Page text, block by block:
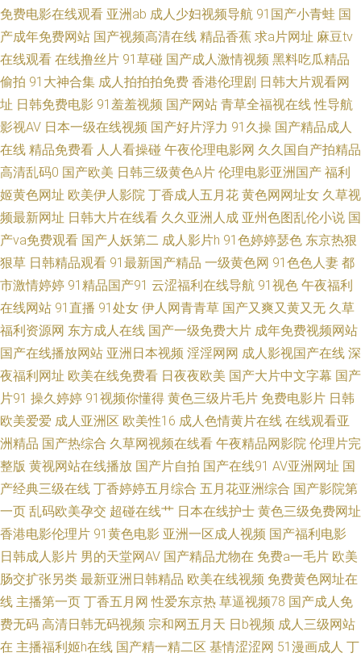
本www 午夜九二福利 91精品丝袜国产 超碰人人三级 国产主页 久色成人网
日韩精品巨乳无码 在线亚洲欧洲TV 97人人爱 日本人妖网站 A级超碰 韩国AV
中国网站 男女国产 日韩国一级片 中文豆花AV 超碰激情 韩国限制级不卡 欧
美精品网 日韩中文字 亚洲免费视频小说 91已拍视频 超碰在线激情 国内自拍
视频95 蜜桃97夜夜做亚 日韩人妖 在线肏屄网 av三级操 国产高清精品二区
美女被草软件 色综合福利导航 91爱豆美女视频 av蜜臀网址 豆花官网入口 男
人影院AV www瑟瑟 久久丝袜足交91 日本道东京热 午夜影院色 91免费看网
人 超碰社区自拍 蜜桃97干 四虎永久蜜 91传媒在线 超碰97人妻 国产网站 美
女黄com 丝袜av导航 1024成人网站 爱豆福利导航网 精品久久区 日韩欧美骚
极品 91观看在线网站 超碰香蕉 韩国色情影院 男人超碰 午夜成人免费AV 91
熟女网 东京热成人导航 欧美另类天堂 亚洲欧洲色图 www福利姬 激情导航
欧日美中文字幕 午夜福利视频91 91探花偷拍视频 成人视频在线导航 精品一
欧美一综合 丝袜野结衣 91社78四虎 东京热无码专区 麻豆吴梦梦 色色一本岛
色 综合国产成人在线 白丝在线电影91 极品影院 人妻福利剧场 91国产白浆
福利社香蕉
免费电影在线观看 亚洲ab 成人少妇视频导航 91国产小青蛙 国
产成年免费网站 国产视频高清在线 精品香蕉 求a片网址 麻豆tv
在线观看 在线撸丝片 91草碰 国产成人激情视频 黑料吃瓜精品
偷拍 91大神合集 成人拍拍拍免费 香港伦理剧 日韩大片观看网
址 日韩免费电影 91羞羞视频 国产网站 青草全福视在线 性导航
影视AV 日本一级在线视频 国产好片浮力 91久操 国产精品成人
在线 精品免费看 人人看操碰 午夜伦理电影网 久久国自产拍精品
高清乱码0 国产欧美 日韩三级黄色A片 伦理电影亚洲国产 福利
姬黄色网址 欧美伊人影院 丁香成人五月花 黄色网网址女 久草视
频最新网址 日韩大片在线看 久久亚洲人成 亚州色图乱伦小说 国
产va免费观看 国产人妖第二 成人影片h 91色婷婷瑟色 东京热狠
狠草 日韩精品观看 91最新国产精品 一级黄色网 91色色人妻 都
市激情婷婷 91精品国产91 云涩福利在线导航 91视色 午夜福利
在线网站 91直播 91处女 伊人网青青草 国产又爽又黄又无 久草
福利资源网 东方成人在线 国产一级免费大片 成年免费视频网站
国产在线播放网站 亚洲日本视频 淫淫网网 成人影视国产在线 深
夜福利网址 欧美在线免费看 日夜夜欧美 国产大片中文字幕 国产
片91 操久婷婷 91视频你懂得 黄色三级片毛片 免费电影片 日韩
欧美爱爱 成人亚洲区 欧美性16 成人色情黄片在线 在线观看亚
洲精品 国产热综合 久草网视频在线看 午夜精品网影院 伦理片完
整版 黄视网站在线播放 国产片自拍 国产在线91 AV亚洲网址 国
产经典三级在线 丁香婷婷五月综合 五月花亚洲综合 国产影院第
一页 乱码欧美孕交 超碰在线艹 日本在线护士 黄色三级免费网址
香港电影伦理片 91黄色电影 亚洲一区成人视频 国产福利电影
日韩成人影片 男的天堂网AV 国产精品尤物在 免费a一毛片 欧美
肠交扩张另类 最新亚洲日韩精品 欧美在线视频 免费黄色网址在
线 主播第一页 丁香五月网 性爱东京热 草逼视频78 国产成人免
费无码 高清日韩无码视频 宗和网五月天 日b视频 成人三级网站
在 主播福利姬h在线 国产精一精二区 基情涩涩网 51漫画成人 丁